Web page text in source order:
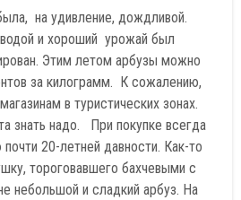
на удивление, дождливой.
и хороший урожай был
Этим летом арбузы можно
за килограмм. К сожалению,
в туристических зонах.
знать надо. При покупке всегда
20-летней давности. Как-то
тороговавшего бахчевыми с
небольшой и сладкий арбуз. На